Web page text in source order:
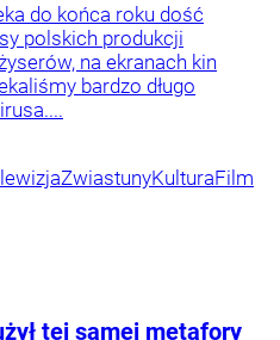
do końca roku dość
polskich produkcji
na ekranach kin
bardzo długo
ZwiastunyKulturaFilm
tej samej metafory